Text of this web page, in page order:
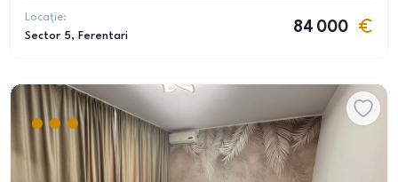
Locație:
Sector 5, Ferentari
84 000